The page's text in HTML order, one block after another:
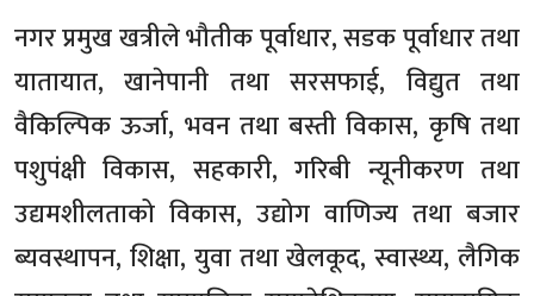
नगर प्रमुख खत्रीले भौतीक पूर्वाधार, सडक पूर्वाधार तथा
यातायात, खानेपानी तथा सरसफाई, विद्युत तथा
वैकिल्पिक ऊर्जा, भवन तथा बस्ती विकास, कृषि तथा
पशुपंक्षी विकास, सहकारी, गरिबी न्यूनीकरण तथा
उद्यमशीलताको विकास, उद्योग वाणिज्य तथा बजार
ब्यवस्थापन, शिक्षा, युवा तथा खेलकूद, स्वास्थ्य, लैगिक